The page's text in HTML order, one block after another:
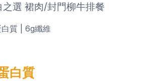
之選 裙肉/封門柳牛排餐
質 | 6g纖維
白質